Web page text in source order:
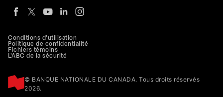
Conditions d'utilisation
Politique de confidentialité
Fichiers témoins
L'ABC de la sécurité
© BANQUE NATIONALE DU CANADA. Tous droits réservés
2026.